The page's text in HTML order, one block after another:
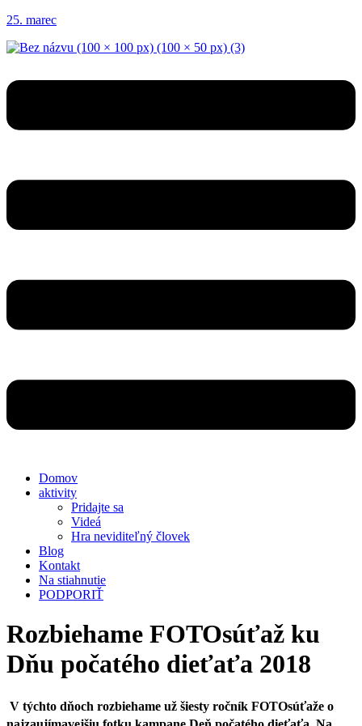
25. marec
Domov
aktivity
Pridajte sa
Videá
Hra neviditeľný človek
Blog
Kontakt
Na stiahnutie
PODPORIŤ
Rozbiehame FOTOsúťaž ku
Dňu počatého dieťaťa 2018
V týchto dňoch rozbiehame už šiesty ročník FOTOsúťaže o